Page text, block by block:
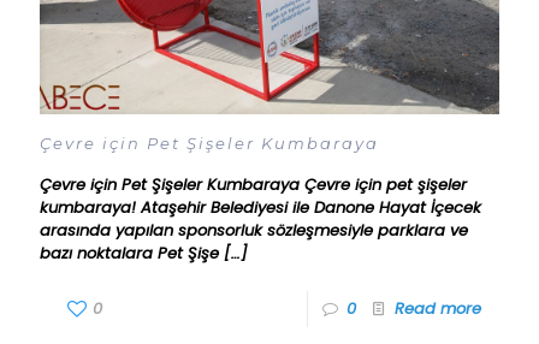
Çevre için Pet Şişeler Kumbaraya
Çevre için Pet Şişeler Kumbaraya Çevre için pet şişeler
kumbaraya! Ataşehir Belediyesi ile Danone Hayat İçecek
arasında yapılan sponsorluk sözleşmesiyle parklara ve
bazı noktalara Pet Şişe[…]
0 0 Read more